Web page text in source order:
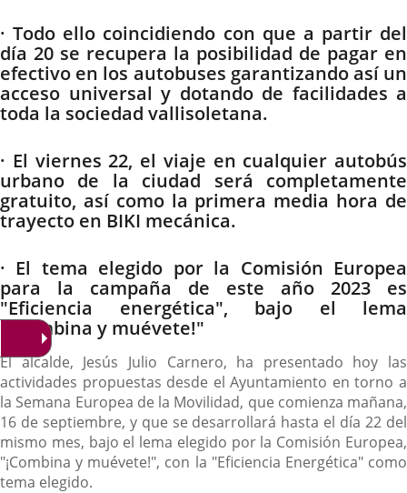
Descripción
· Todo ello coincidiendo con que a partir del
día 20 se recupera la posibilidad de pagar en
efectivo en los autobuses garantizando así un
acceso universal y dotando de facilidades a
toda la sociedad vallisoletana.
· El viernes 22, el viaje en cualquier autobús
urbano de la ciudad será completamente
gratuito, así como la primera media hora de
trayecto en BIKI mecánica.
· El tema elegido por la Comisión Europea
para la campaña de este año 2023 es
"Eficiencia energética", bajo el lema
"¡Combina y muévete!"
El alcalde, Jesús Julio Carnero, ha presentado hoy las
actividades propuestas desde el Ayuntamiento en torno a
la Semana Europea de la Movilidad, que comienza mañana,
16 de septiembre, y que se desarrollará hasta el día 22 del
mismo mes, bajo el lema elegido por la Comisión Europea,
"¡Combina y muévete!", con la "Eficiencia Energética" como
tema elegido.